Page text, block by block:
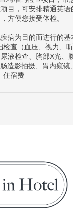
目，可安排精通英语
方便您接受体检。
病为目的而进行的基
检查（血压、视力、
液检查、胸部X光、
造影拍摄、胃内窥镜
住宿费